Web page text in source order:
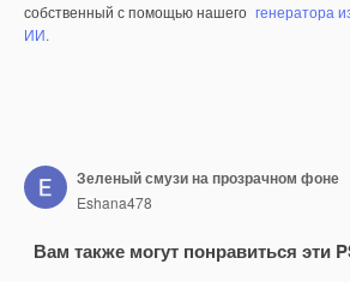
собственный с помощью нашего генератора
ИИ.
Зеленый смузи на прозрачном фоне
Eshana478
Вам также могут понравиться эти